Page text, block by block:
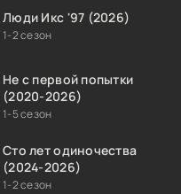
Люди Икс '97 (2026)
1-2 сезон
Не с первой попытки
(2020-2026)
1-5 сезон
Сто лет одиночества
(2024-2026)
1-2 сезон